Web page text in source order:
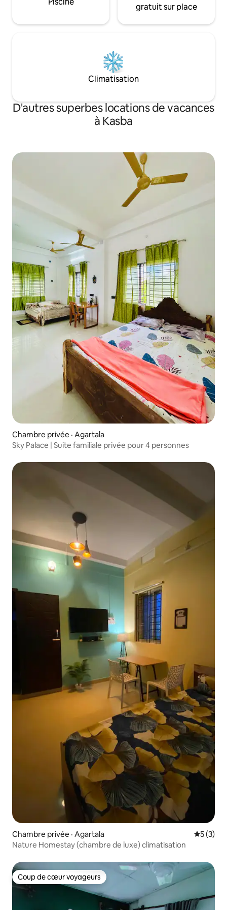
gratuit sur place
Climatisation
D'autres superbes locations de vacances
à Kasba
Chambre privée · Agartala
Sky Palace | Suite familiale privée pour 4 personnes
Chambre privée · Agartala Note
5 (3)
Nature Homestay (chambre de luxe) climatisation
Coup de cœur voyageurs
Coup de cœur voyageurs